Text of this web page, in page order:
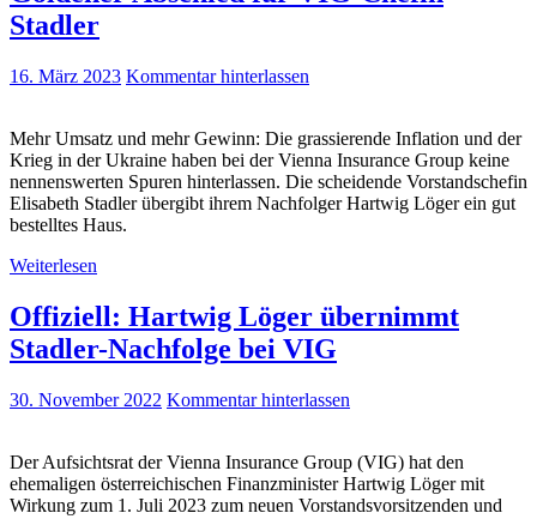
Stadler
16. März 2023 Kommentar hinterlassen
Mehr Umsatz und mehr Gewinn: Die grassierende Inflation und der
Krieg in der Ukraine haben bei der Vienna Insurance Group keine
nennenswerten Spuren hinterlassen. Die scheidende Vorstandschefin
Elisabeth Stadler übergibt ihrem Nachfolger Hartwig Löger ein gut
bestelltes Haus.
Weiterlesen
Offiziell: Hartwig Löger übernimmt
Stadler-Nachfolge bei VIG
30. November 2022 Kommentar hinterlassen
Der Aufsichtsrat der Vienna Insurance Group (VIG) hat den
ehemaligen österreichischen Finanzminister Hartwig Löger mit
Wirkung zum 1. Juli 2023 zum neuen Vorstandsvorsitzenden und